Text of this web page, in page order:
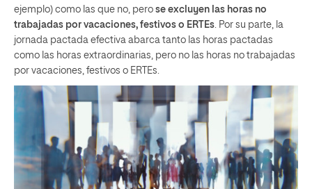
ejemplo) como las que no, pero se excluyen las horas no
trabajadas por vacaciones, festivos o ERTEs . Por su parte, la
jornada pactada efectiva abarca tanto las horas pactadas
como las horas extraordinarias, pero no las horas no trabajadas
por vacaciones, festivos o ERTEs.